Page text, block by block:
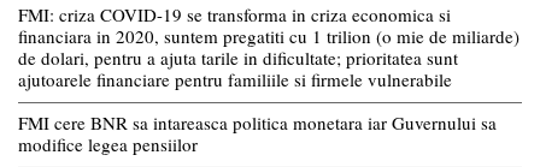
FMI: criza COVID-19 se transforma in criza economica si
financiara in 2020, suntem pregatiti cu 1 trilion (o mie de miliarde)
de dolari, pentru a ajuta tarile in dificultate; prioritatea sunt
ajutoarele financiare pentru familiile si firmele vulnerabile
FMI cere BNR sa intareasca politica monetara iar Guvernului sa
modifice legea pensiilor